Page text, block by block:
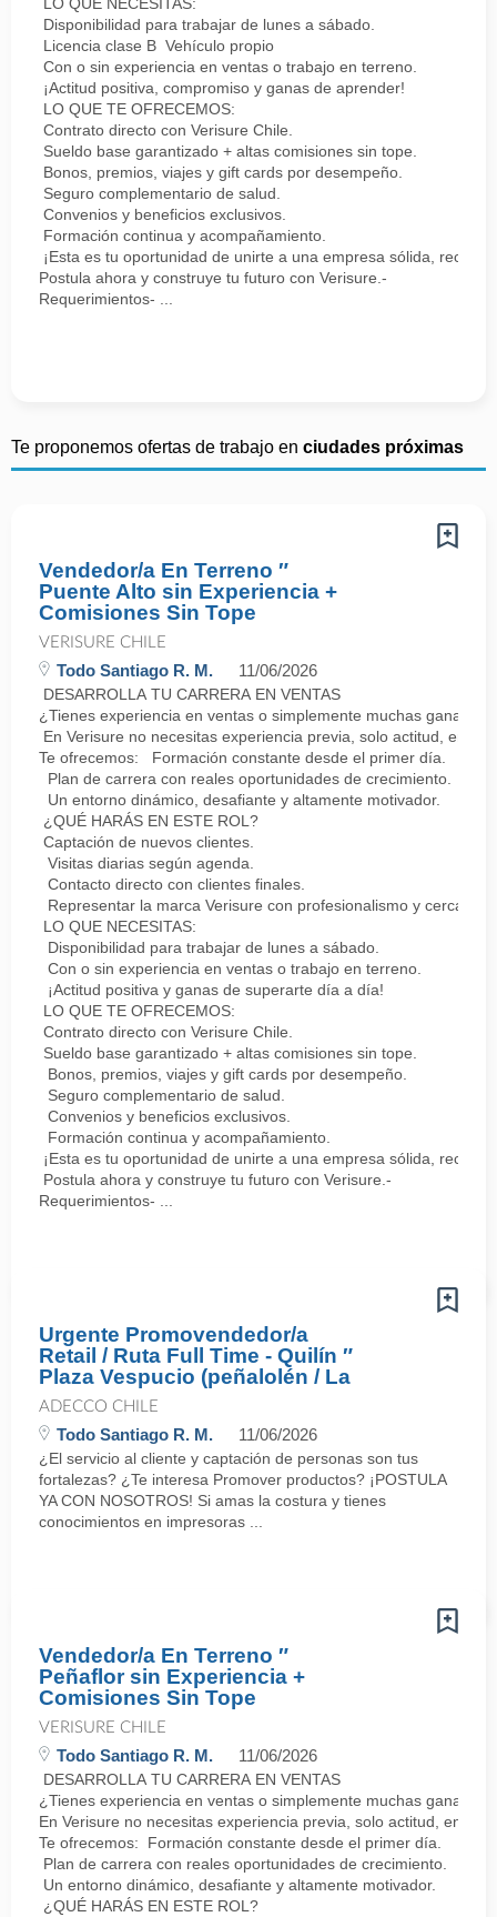
Disponibilidad para trabajar de lunes a sábado.
Licencia clase B Vehículo propio
Con o sin experiencia en ventas o trabajo en terreno.
¡Actitud positiva, compromiso y ganas de aprender!
LO QUE TE OFRECEMOS:
Contrato directo con Verisure Chile.
Sueldo base garantizado + altas comisiones sin tope.
Bonos, premios, viajes y gift cards por desempeño.
Seguro complementario de salud.
Convenios y beneficios exclusivos.
Formación continua y acompañamiento.
¡Esta es tu oportunidad de unirte a una empresa sólida,
Postula ahora y construye tu futuro con Verisure.-
Requerimientos- ...
Te proponemos ofertas de trabajo en ciudades próximas
Vendedor/a En Terreno ″
Puente Alto sin Experiencia +
Comisiones Sin Tope
VERISURE CHILE
Todo Santiago R. M. 11/06/2026
DESARROLLA TU CARRERA EN VENTAS
¿Tienes experiencia en ventas o simplemente muchas ganas
En Verisure no necesitas experiencia previa, solo actitud,
Te ofrecemos: Formación constante desde el primer día.
Plan de carrera con reales oportunidades de crecimiento.
Un entorno dinámico, desafiante y altamente motivador.
¿QUÉ HARÁS EN ESTE ROL?
Captación de nuevos clientes.
Visitas diarias según agenda.
Contacto directo con clientes finales.
Representar la marca Verisure con profesionalismo y cercanía.
LO QUE NECESITAS:
Disponibilidad para trabajar de lunes a sábado.
Con o sin experiencia en ventas o trabajo en terreno.
¡Actitud positiva y ganas de superarte día a día!
LO QUE TE OFRECEMOS:
Contrato directo con Verisure Chile.
Sueldo base garantizado + altas comisiones sin tope.
Bonos, premios, viajes y gift cards por desempeño.
Seguro complementario de salud.
Convenios y beneficios exclusivos.
Formación continua y acompañamiento.
¡Esta es tu oportunidad de unirte a una empresa sólida,
Postula ahora y construye tu futuro con Verisure.-
Requerimientos- ...
Urgente Promovendedor/a
Retail / Ruta Full Time - Quilín ″
Plaza Vespucio (peñalolén / La
ADECCO CHILE
Todo Santiago R. M. 11/06/2026
¿El servicio al cliente y captación de personas son tus
fortalezas? ¿Te interesa Promover productos? ¡POSTULA
YA CON NOSOTROS! Si amas la costura y tienes
conocimientos en impresoras ...
Vendedor/a En Terreno ″
Peñaflor sin Experiencia +
Comisiones Sin Tope
VERISURE CHILE
Todo Santiago R. M. 11/06/2026
DESARROLLA TU CARRERA EN VENTAS
¿Tienes experiencia en ventas o simplemente muchas ganas
En Verisure no necesitas experiencia previa, solo actitud,
Te ofrecemos: Formación constante desde el primer día.
Plan de carrera con reales oportunidades de crecimiento.
Un entorno dinámico, desafiante y altamente motivador.
¿QUÉ HARÁS EN ESTE ROL?